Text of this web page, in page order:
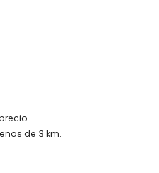
de emergencia 24 horas
y aire acondicionado
extra
niños (bajo petición)
ocio para sus vacaciones
Cervantes) (a menos de
de 3 km.